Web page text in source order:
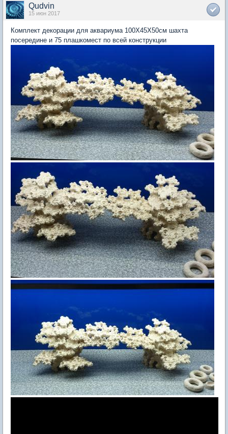
Qudvin
15 июн 2017
Комплект декорации для аквариума 100Х45Х50см шахта
посередине и 75 плашкомест по всей конструкции